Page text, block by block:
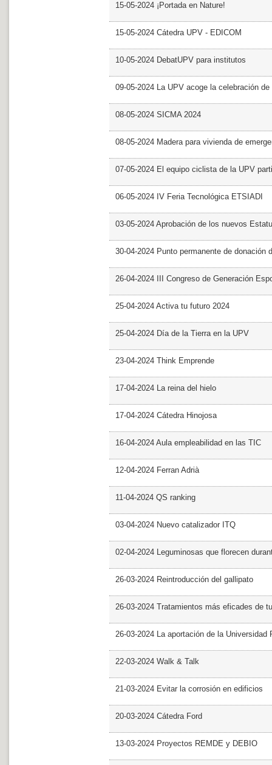
15-05-2024 ¡Portada en Nature!
15-05-2024 Cátedra UPV - EDICOM
10-05-2024 DebatUPV para institutos
09-05-2024 La UPV acoge la celebración
08-05-2024 SICMA 2024
08-05-2024 Madera para vivienda de
07-05-2024 El equipo ciclista de la UPV
06-05-2024 IV Feria Tecnológica ETSIADI
03-05-2024 Aprobación de los nuevos
30-04-2024 Punto permanente de donación
26-04-2024 III Congreso de Generación
25-04-2024 Activa tu futuro 2024
25-04-2024 Día de la Tierra en la UPV
23-04-2024 Think Emprende
17-04-2024 La reina del hielo
17-04-2024 Cátedra Hinojosa
16-04-2024 Aula empleabilidad en las TIC
12-04-2024 Ferran Adrià
11-04-2024 QS ranking
03-04-2024 Nuevo catalizador ITQ
02-04-2024 Leguminosas que florecen
26-03-2024 Reintroducción del gallipato
26-03-2024 Tratamientos más eficades de
26-03-2024 La aportación de la Universidad
22-03-2024 Walk & Talk
21-03-2024 Evitar la corrosión en edificios
20-03-2024 Cátedra Ford
13-03-2024 Proyectos REMDE y DEBIO